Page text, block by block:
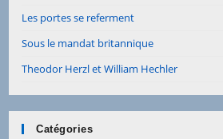
Les portes se referment
Sous le mandat britannique
Theodor Herzl et William Hechler
Catégories